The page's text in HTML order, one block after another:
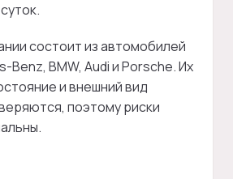
состоит из автомобилей
Benz, BMW, Audi и Porsche. Их
и внешний вид
поэтому риски